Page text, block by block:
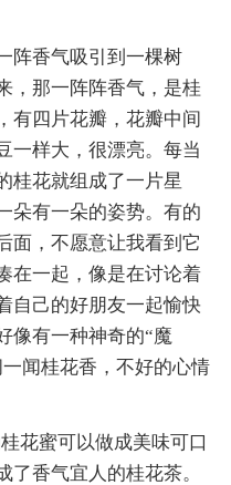
阵香气吸引到一棵树
，那一阵阵香气，是桂
有四片花瓣，花瓣中间
一样大，很漂亮。每当
桂花就组成了一片星
朵有一朵的姿势。有的
面，不愿意让我看到它
在一起，像是在讨论着
自己的好朋友一起愉快
像有一种神奇的“魔
闻桂花香，不好的心情
花蜜可以做成美味可口
了香气宜人的桂花茶。